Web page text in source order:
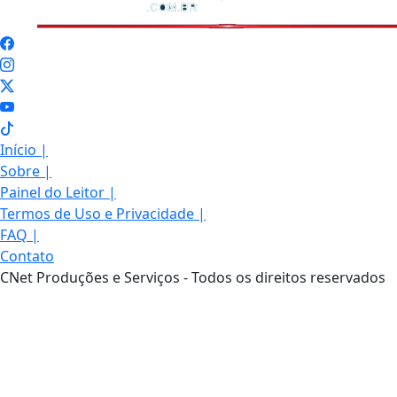
Início |
Sobre |
Painel do Leitor |
Termos de Uso e Privacidade |
FAQ |
Contato
CNet Produções e Serviços - Todos os direitos reservados